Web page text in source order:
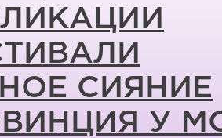
СИЯНИЕ
У